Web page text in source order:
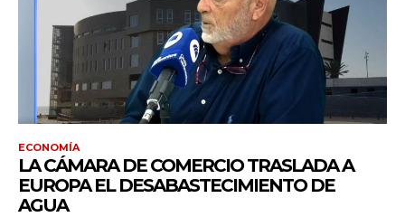
ECONOMÍA
LA CÁMARA DE COMERCIO TRASLADA A
EUROPA EL DESABASTECIMIENTO DE
AGUA